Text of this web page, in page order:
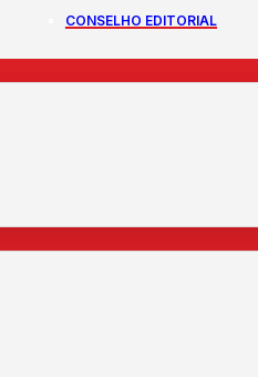
CONSELHO EDITORIAL